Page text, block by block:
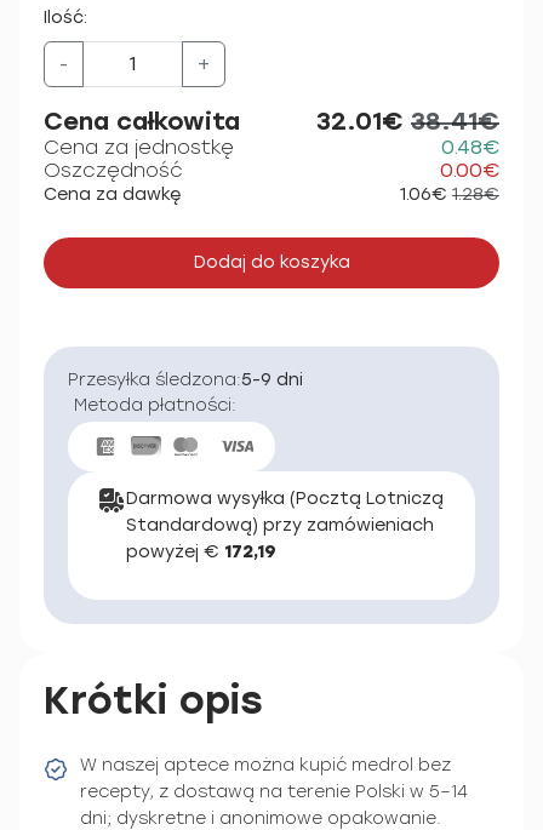
Ilość:
- +
Cena całkowita 32.01€ 38.41€
Cena za jednostkę
0.48€
Oszczędność
0.00€
Cena za dawkę 1.06€ 1.28€
Dodaj do koszyka
Przesyłka śledzona:5-9 dni
Metoda płatności:
Darmowa wysyłka (Pocztą Lotniczą
Standardową) przy zamówieniach
powyżej € 172,19
Krótki opis
W naszej aptece można kupić medrol bez
recepty, z dostawą na terenie Polski w 5–14
dni; dyskretne i anonimowe opakowanie.